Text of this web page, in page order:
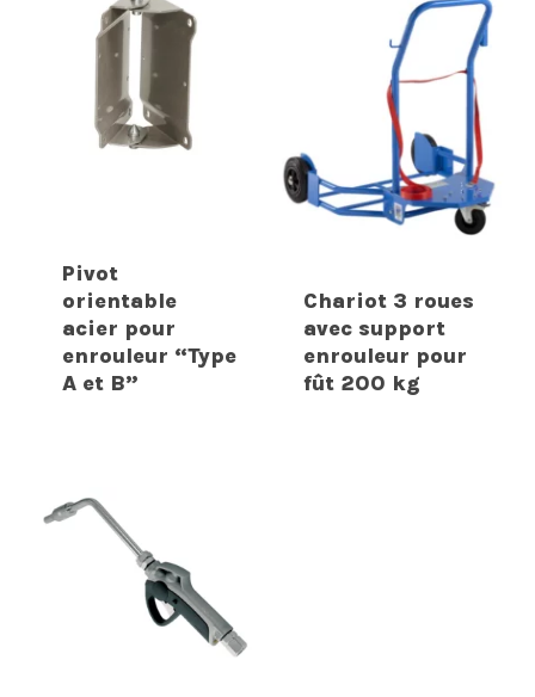
Pivot
orientable
acier pour
enrouleur “Type
A et B”
Chariot 3 roues
avec support
enrouleur pour
fût 200 kg